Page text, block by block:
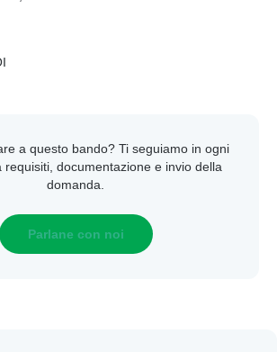
a questo bando? Ti seguiamo in ogni
requisiti, documentazione e invio della
domanda.
Parlane con noi